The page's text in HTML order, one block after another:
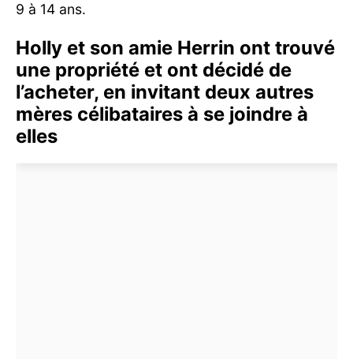
9 à 14 ans.
Holly et son amie Herrin ont trouvé
une propriété et ont décidé de
l’acheter, en invitant deux autres
mères célibataires à se joindre à
elles